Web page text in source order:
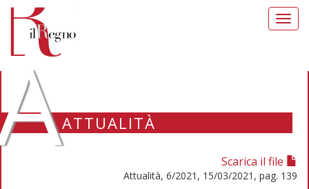
ATTUALITÀ
Scarica il file
Attualità, 6/2021, 15/03/2021, pag. 139